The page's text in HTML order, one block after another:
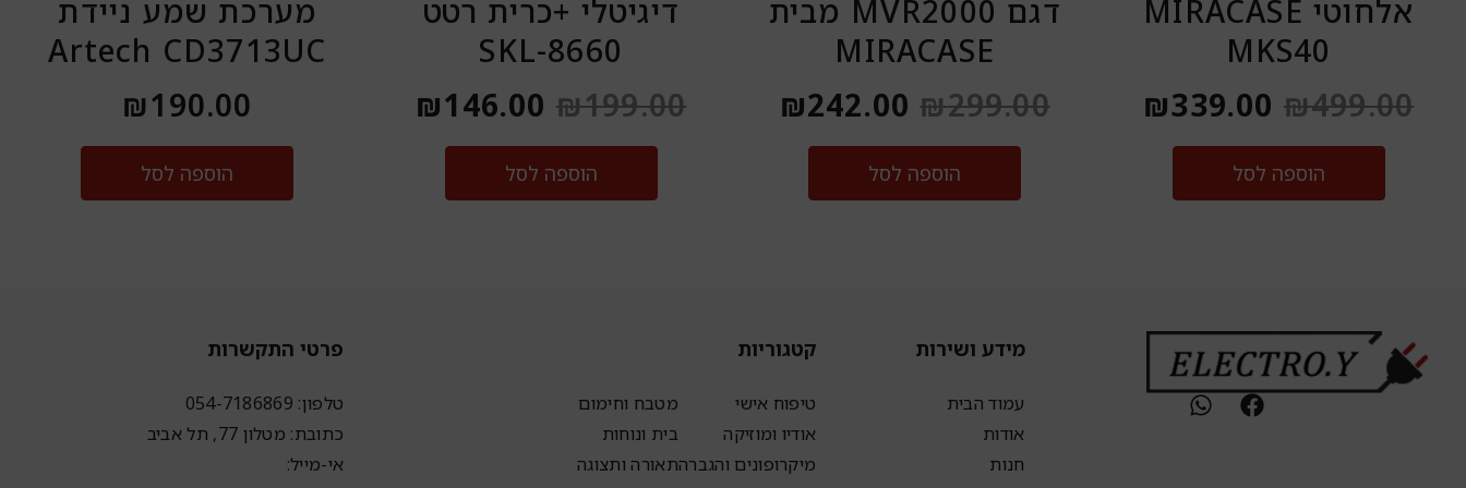
אלחוטי MIRACASE
MKS40
₪499.00
₪339.00
הוספה לסל
דגם MVR2000 מבית
MIRACASE
₪299.00
₪242.00
הוספה לסל
דיגיטלי +כרית רטט
SKL-8660
₪199.00
₪146.00
הוספה לסל
מערכת שמע ניידת
Artech CD3713UC
₪190.00
הוספה לסל
F
W
מידע ושירות
עמוד הבית
אודות
חנות
קטגוריות
טיפוח אישי
אודיו ומוזיקה
מיקרופונים והגברה
מטבח וחימום
בית ונוחות
תאורה ותצוגה
פרטי התקשרות
טלפון: 054-7186869
כתובת: מטלון 77, תל אביב
אי-מייל: